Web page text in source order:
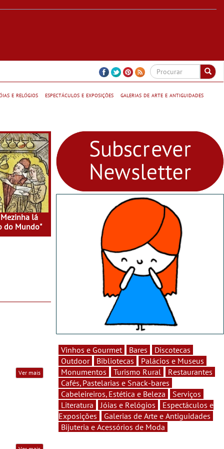
e relógios espectáculos e exposições
galerias de arte e antiguidades
lá
do Mundo"
Ver mais
Vinhos e Gourmet Bares
Discotecas
Outdoor
Bibliotecas
Palácios e Museus
Monumentos
Turismo Rural
Restaurantes
Cafés, Pastelarias e Snack-bares
Cabeleireiros, Estética e Beleza
Serviços
Literatura
Jóias e Relógios
Espectáculos e
Exposições
Galerias de Arte e Antiguidades
Bijuteria e Acessórios de Moda